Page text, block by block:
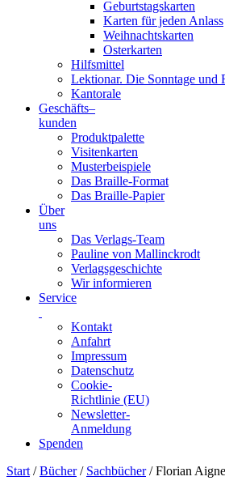
Geburtstagskarten
Karten für jeden Anlass
Weihnachtskarten
Osterkarten
Hilfsmittel
Lektionar. Die Sonntage und
Kantorale
Geschäfts­–
kunden
Produktpalette
Visitenkarten
Musterbeispiele
Das Braille-Format
Das Braille-Papier
Über
uns
Das Verlags-Team
Pauline von Mallinckrodt
Verlagsgeschichte
Wir informieren
Service
Kontakt
Anfahrt
Impressum
Datenschutz
Cookie-
Richtlinie (EU)
Newsletter-
Anmeldung
Spenden
Skip
Start /Bücher/ Sachbücher/ Florian